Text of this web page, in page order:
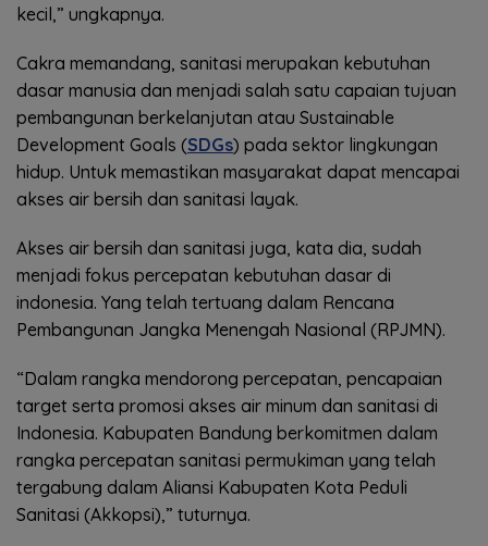
kecil,” ungkapnya.
Cakra memandang, sanitasi merupakan kebutuhan
dasar manusia dan menjadi salah satu capaian tujuan
pembangunan berkelanjutan atau Sustainable
Development Goals (SDGs) pada sektor lingkungan
hidup. Untuk memastikan masyarakat dapat mencapai
akses air bersih dan sanitasi layak.
Akses air bersih dan sanitasi juga, kata dia, sudah
menjadi fokus percepatan kebutuhan dasar di
indonesia. Yang telah tertuang dalam Rencana
Pembangunan Jangka Menengah Nasional (RPJMN).
“Dalam rangka mendorong percepatan, pencapaian
target serta promosi akses air minum dan sanitasi di
Indonesia. Kabupaten Bandung berkomitmen dalam
rangka percepatan sanitasi permukiman yang telah
tergabung dalam Aliansi Kabupaten Kota Peduli
Sanitasi (Akkopsi),” tuturnya.